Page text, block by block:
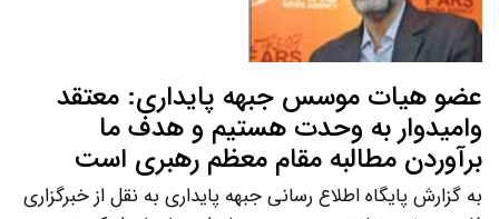
عضو هیات موسس جبهه پایداری: معتقد
وامیدوار به وحدت هستیم و هدف ما
برآوردن مطالبه مقام معظم رهبری است
به گزارش پایگاه اطلاع رسانی جبهه پایداری به نقل از خبرگزاری